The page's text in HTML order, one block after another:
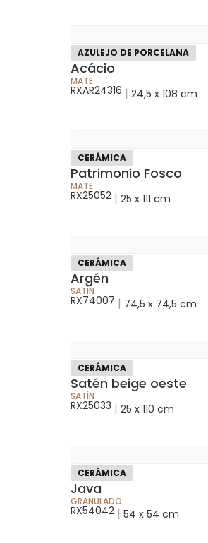
AZULEJO DE PORCELANA
Acácio
MATE
RXAR24316 | 24,5 x 108 cm
CERÁMICA
Patrimonio Fosco
MATE
RX25052 | 25 x 111 cm
CERÁMICA
Argén
SATÍN
RX74007 | 74,5 x 74,5 cm
CERÁMICA
Satén beige oeste
SATÍN
RX25033 | 25 x 110 cm
CERÁMICA
Java
GRANULADO
RX54042 | 54 x 54 cm